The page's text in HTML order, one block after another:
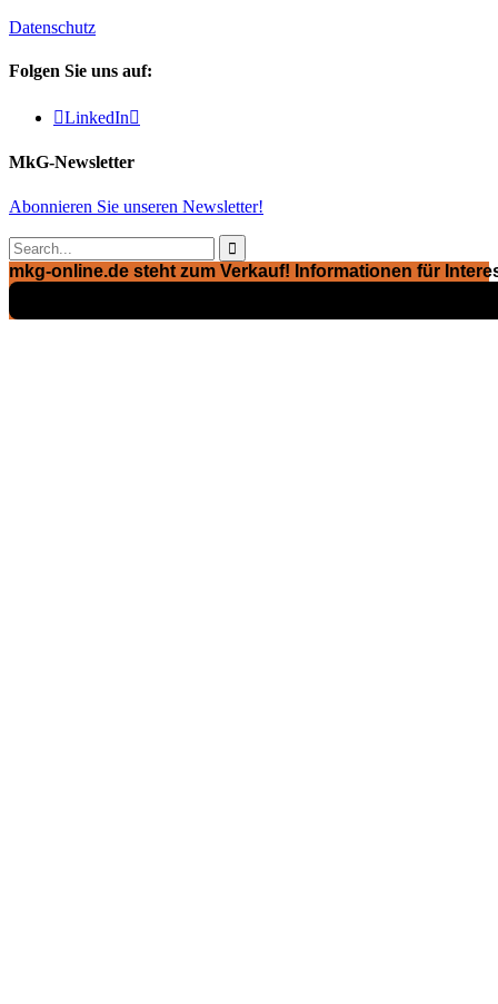
Datenschutz
Folgen Sie uns auf:
LinkedIn
MkG-Newsletter
Abonnieren Sie unseren Newsletter!

mkg-online.de steht zum Verkauf! Informationen für